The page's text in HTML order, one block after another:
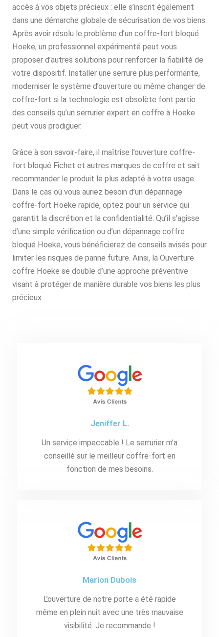
accès à vos objets précieux : elle s’inscrit également
dans une démarche globale de sécurisation de vos biens.
Après avoir résolu le problème d’un coffre-fort bloqué
Hoeke, un professionnel expérimenté peut vous
proposer d’autres solutions pour renforcer la fiabilité de
votre dispositif. Installer une serrure plus performante,
moderniser le système d’ouverture ou même changer de
coffre-fort si la technologie est obsolète font partie
des conseils qu’un serrurier expert en coffre à Hoeke
peut vous prodiguer.
Grâce à son savoir-faire, il maîtrise l’ouverture coffre-
fort bloqué Fichet et autres marques de coffre et sait
recommander le produit le plus adapté à votre usage.
Dans le cas où vous auriez besoin d’un dépannage
coffre-fort Hoeke rapide, optez pour un service qui
garantit la discrétion et la confidentialité. Qu’il s’agisse
d’une simple vérification ou d’un dépannage coffre
bloqué Hoeke, vous bénéficierez de conseils avisés pour
limiter les risques de panne future. Ainsi, la Ouverture
coffre Hoeke se double d’une approche préventive
visant à protéger de manière durable vos biens les plus
précieux.
Jeniffer L.
Un service impeccable ! Le serrurier m’a
conseillé sur le meilleur coffre-fort en
fonction de mes besoins.
Marion Dubois
L’ouverture de notre porte a été rapide
même en plein nuit avec une très mauvaise
visibilité. Je recommande !